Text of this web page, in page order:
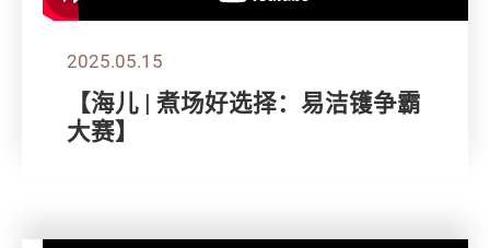
2025.05.15
【海儿 | 煮场好选择：易洁镬争霸
大赛】